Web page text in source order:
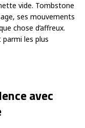
vide. Tombstone
ses mouvements
chose d’affreux.
les plus
avec